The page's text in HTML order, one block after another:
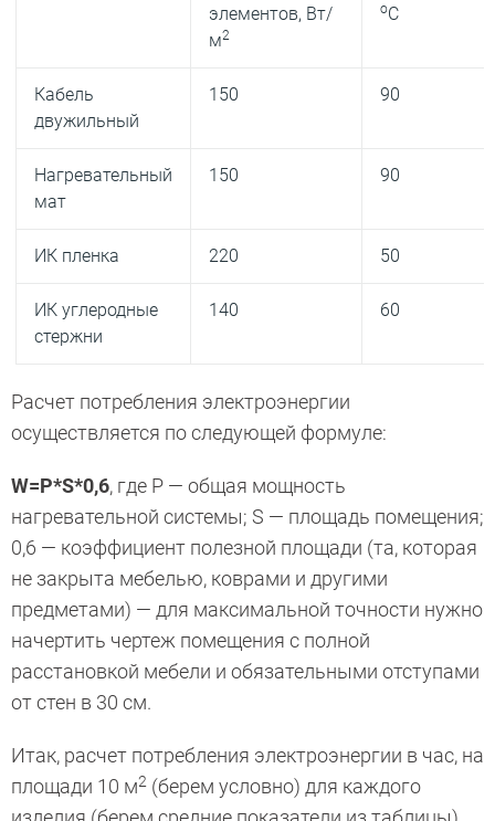
элементов, Вт/
м2
оС
Кабель
двужильный
150 90
Нагревательный
мат
150 90
ИК пленка 220 50
ИК углеродные
стержни
140 60
Расчет потребления электроэнергии
осуществляется по следующей формуле:
W=P*S*0,6, где P — общая мощность
нагревательной системы; S — площадь помещения;
0,6 — коэффициент полезной площади (та, которая
не закрыта мебелью, коврами и другими
предметами) — для максимальной точности нужно
начертить чертеж помещения с полной
расстановкой мебели и обязательными отступами
от стен в 30 см.
Итак, расчет потребления электроэнергии в час, на
площади 10 м2 (берем условно) для каждого